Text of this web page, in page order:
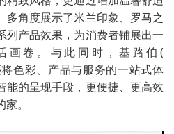
多角度展示了米兰印象、罗马之
列产品效果，为消费者铺展出一
画卷。与此同时，基路伯(
色彩、产品与服务的一站式体
能的呈现手段，更便捷、更高效
。